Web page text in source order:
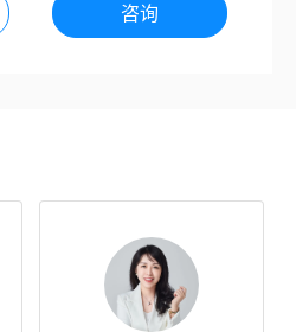
咨询